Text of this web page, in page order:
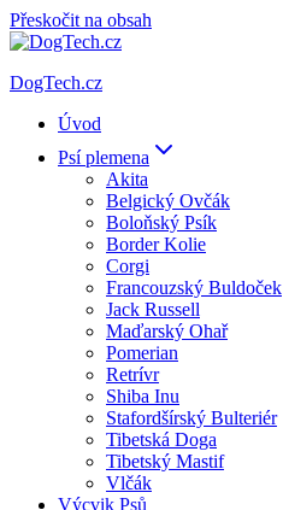
Přeskočit na obsah
DogTech.cz
Úvod
Psí plemena
Akita
Belgický Ovčák
Boloňský Psík
Border Kolie
Corgi
Francouzský Buldoček
Jack Russell
Maďarský Ohař
Pomerian
Retrívr
Shiba Inu
Stafordšírský Bulteriér
Tibetská Doga
Tibetský Mastif
Vlčák
Výcvik Psů